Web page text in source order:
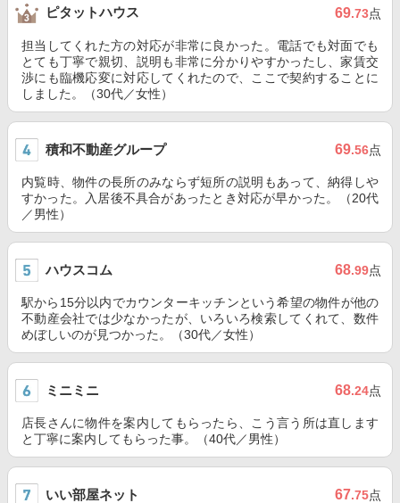
ピタットハウス 69.73点
担当してくれた方の対応が非常に良かった。電話でも対面でも
とても丁寧で親切、説明も非常に分かりやすかったし、家賃交
渉にも臨機応変に対応してくれたので、ここで契約することに
しました。（30代／女性）
積和不動産グループ 69.56点
内覧時、物件の長所のみならず短所の説明もあって、納得しや
すかった。入居後不具合があったとき対応が早かった。（20代
／男性）
ハウスコム 68.99点
駅から15分以内でカウンターキッチンという希望の物件が他の
不動産会社では少なかったが、いろいろ検索してくれて、数件
めぼしいのが見つかった。（30代／女性）
ミニミニ 68.24点
店長さんに物件を案内してもらったら、こう言う所は直します
と丁寧に案内してもらった事。（40代／男性）
いい部屋ネット 67.75点